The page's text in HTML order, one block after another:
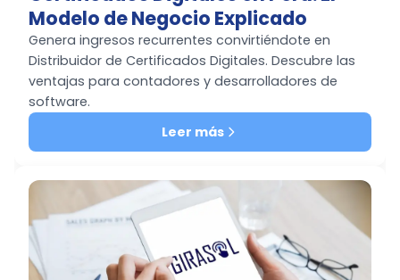
Modelo de Negocio Explicado
Genera ingresos recurrentes convirtiéndote en
Distribuidor de Certificados Digitales. Descubre las
ventajas para contadores y desarrolladores de
software.
Leer más